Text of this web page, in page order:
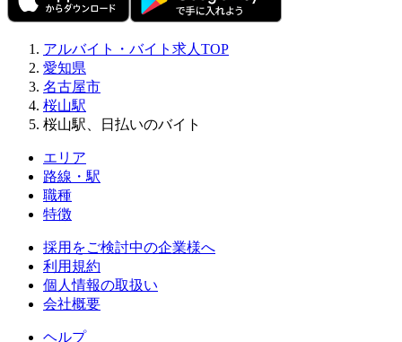
アルバイト・バイト求人TOP
愛知県
名古屋市
桜山駅
桜山駅、日払いのバイト
エリア
路線・駅
職種
特徴
採用をご検討中の企業様へ
利用規約
個人情報の取扱い
会社概要
ヘルプ